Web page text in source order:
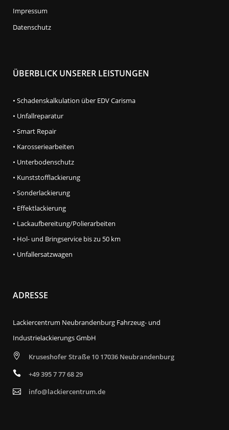
Impressum
Datenschutz
ÜBERBLICK UNSERER LEISTUNGEN
• Schadenskalkulation über EDV Carisma
• Unfallreparatur
• Smart Repair
• Karosseriearbeiten
• Unterbodenschutz
• Kunststofflackierung
• Sonderlackierung
• Effektlackierung
• Lackaufbereitung/Polierarbeiten
• Hol- und Bringservice bis zu 50 km
• Unfallersatzwagen
ADRESSE
Lackiercentrum Neubrandenburg Fahrzeug- und
Industrielackierungs GmbH
Kruseshofer Straße 10 17036 Neubrandenburg
+49 395 7 77 68 29
info@lackiercentrum.de